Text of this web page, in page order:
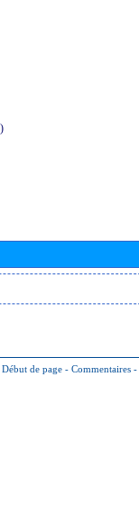
Début de page - Commentaires -